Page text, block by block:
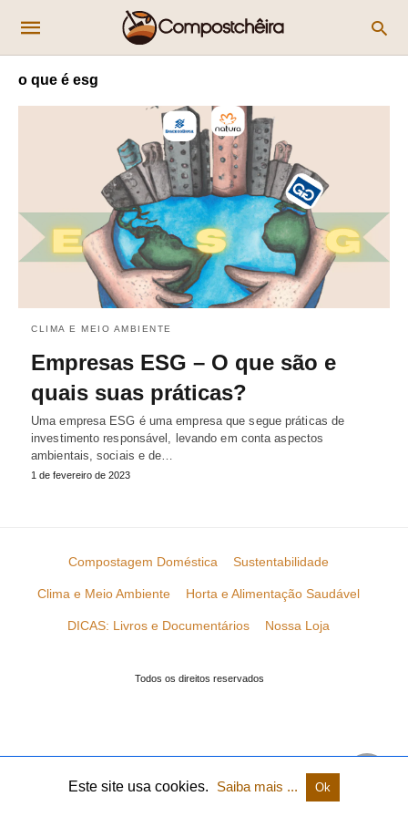
o que é esg
CLIMA E MEIO AMBIENTE
Empresas ESG – O que são e
quais suas práticas?
Uma empresa ESG é uma empresa que segue práticas de
investimento responsável, levando em conta aspectos
ambientais, sociais e de…
1 de fevereiro de 2023
Compostagem Doméstica Sustentabilidade
Clima e Meio Ambiente Horta e Alimentação Saudável
DICAS: Livros e Documentários Nossa Loja
Todos os direitos reservados
Este site usa cookies. Saiba mais ... Ok